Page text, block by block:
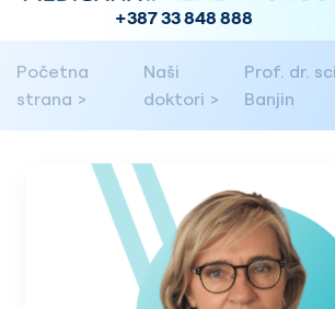
+387 33 848 888
Početna
strana
Naši
doktori
Prof. dr.
Banjin